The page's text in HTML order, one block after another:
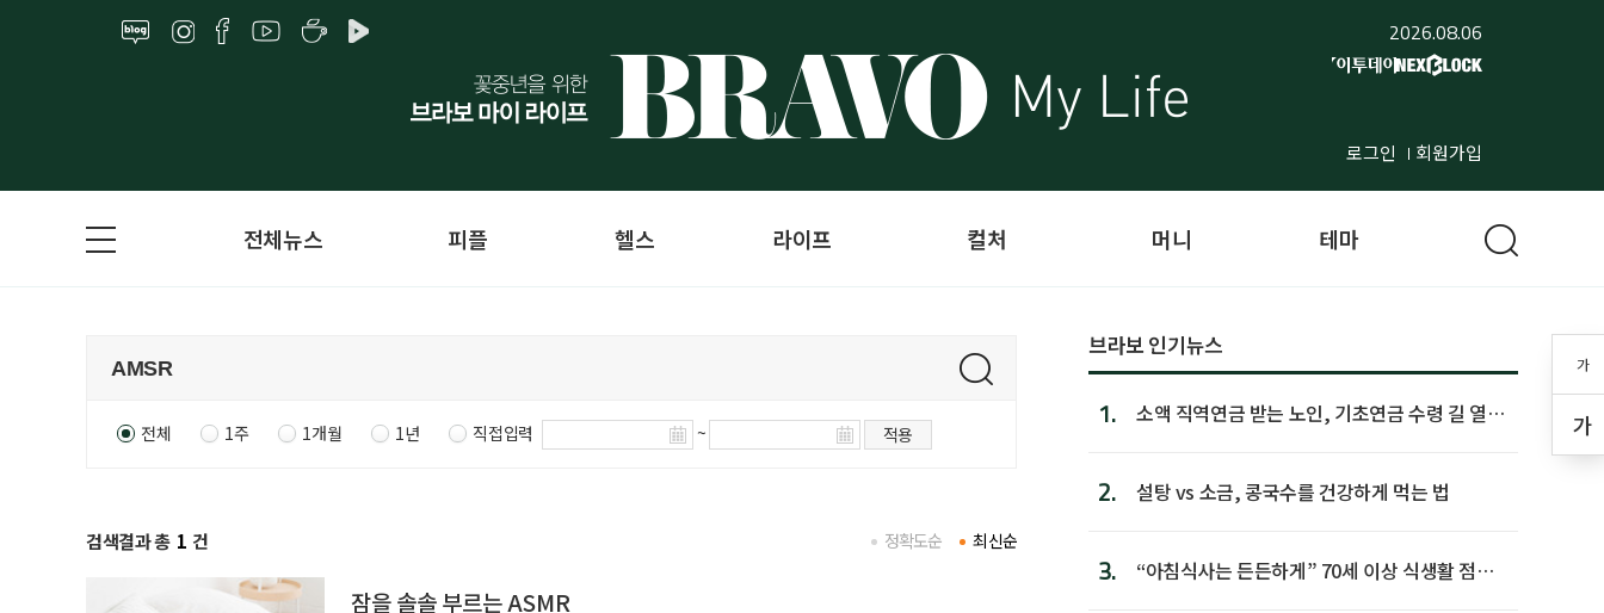
2026.08.06
로그인 회원가입
가
가
전체뉴스 피플 헬스 라이프 컬처 머니 테마
전체 1주 1개월 1년 직접입력 ~ 적용
검색결과 총 1 건 최신순
정확도순
잠을 솔솔 부르는 ASMR
브라보 인기뉴스
1.
소액 직역연금 받는 노인, 기초연금 수령 길 열린
2. 설탕 vs 소금, 콩국수를 건강하게 먹는 법
3.
“아침식사는 든든하게” 70세 이상 식생활 점수